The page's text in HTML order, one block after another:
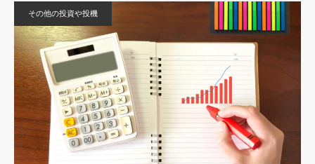
その他の投資や投機